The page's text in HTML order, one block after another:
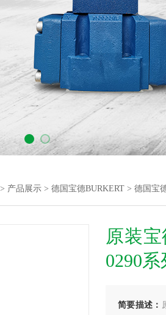
> 产品展示 > 德国宝德BURKERT > 德国宝
原装
0290系
简要描述：